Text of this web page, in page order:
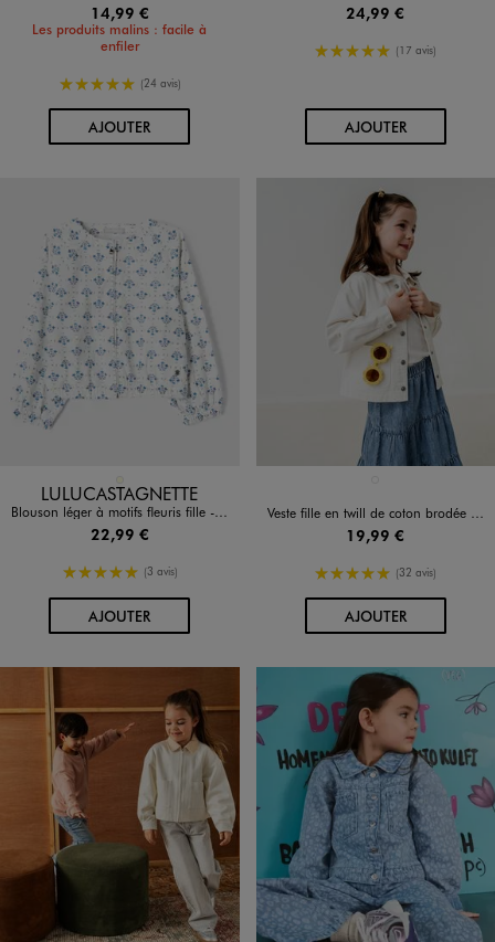
14,99 €
Les produits malins : facile à
enfiler
5/5 de moyenne
(24 avis)
AJOUTERAU PANIER
24,99 €
5/5 de moyenne
(17 avis)
AJOUTERAU PANIER
Disponible en 1 coloris
LULUCASTAGNETTE
Blouson léger à motifs fleuris fille - LuluCastagnette
22,99 €
5/5 de moyenne
(3 avis)
AJOUTERAU PANIER
Veste fille en twill de coton brodée fille
19,99 €
5/5 de moyenne
(32 avis)
AJOUTERAU PANIER